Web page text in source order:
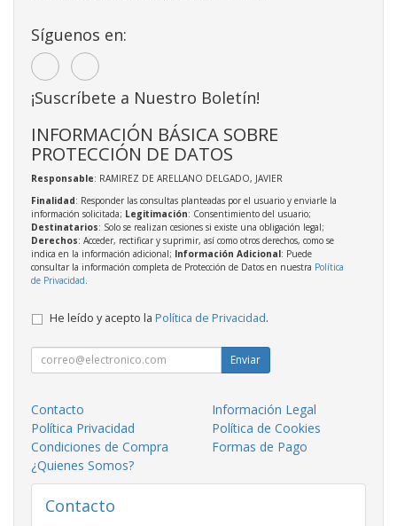
Síguenos en:
¡Suscríbete a Nuestro Boletín!
INFORMACIÓN BÁSICA SOBRE
PROTECCIÓN DE DATOS
Responsable: RAMIREZ DE ARELLANO DELGADO, JAVIER
Finalidad: Responder las consultas planteadas por el usuario y enviarle la
información solicitada; Legitimación: Consentimiento del usuario;
Destinatarios: Solo se realizan cesiones si existe una obligación legal;
Derechos: Acceder, rectificar y suprimir, así como otros derechos, como se
indica en la información adicional; Información Adicional: Puede
consultar la información completa de Protección de Datos en nuestra Política
de Privacidad
He leído y acepto la Política de Privacidad.
Enviar
Contacto
Información Legal
Política Privacidad
Política de Cookies
Condiciones de Compra
Formas de Pago
¿Quienes Somos?
Contacto